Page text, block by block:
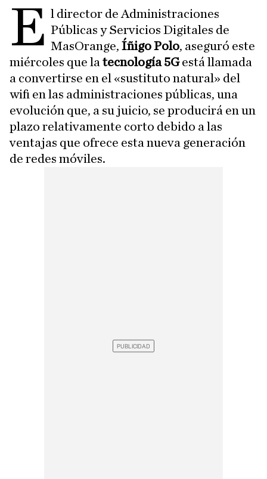
E l director de Administraciones
Públicas y Servicios Digitales de
MasOrange,ÍñigoPolo, aseguró este
miércoles que la tecnología 5Gestá llamada
a convertirse en el «sustituto natural» del
wifi en las administraciones públicas, una
evolución que, a su juicio, se producirá en un
plazo relativamente corto debido a las
ventajas que ofrece esta nueva generación
de redes móviles.